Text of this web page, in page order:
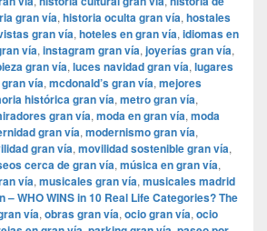
gran vía, historia oculta gran vía, hostales
gran vía, hoteles en gran vía, idiomas en
vía, instagram gran vía, joyerías gran vía,
gran vía, luces navidad gran vía, lugares
vía, mcdonald’s gran vía, mejores
histórica gran vía, metro gran vía,
gran vía, moda en gran vía, moda
gran vía, modernismo gran vía,
gran vía, movilidad sostenible gran vía,
cerca de gran vía, música en gran vía,
vía, musicales gran vía, musicales madrid
– WHO WINS in 10 Real Life Categories? The
vía, obras gran vía, ocio gran vía, ocio